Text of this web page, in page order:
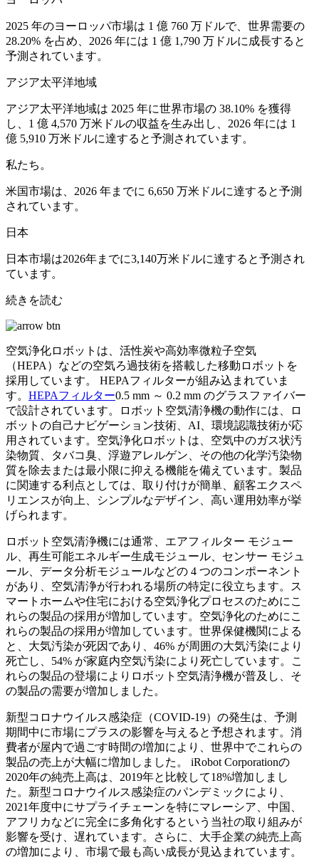
2025 年のヨーロッパ市場は 1 億 760 万ドルで、世界需要の
28.20% を占め、2026 年には 1 億 1,790 万ドルに成長すると
予測されています。
アジア太平洋地域
アジア太平洋地域は 2025 年に世界市場の 38.10% を獲得
し、1 億 4,570 万米ドルの収益を生み出し、2026 年には 1
億 5,910 万米ドルに達すると予測されています。
私たち。
米国市場は、2026 年までに 6,650 万米ドルに達すると予測
されています。
日本
日本市場は2026年までに3,140万米ドルに達すると予測され
ています。
続きを読む
空気浄化ロボットは、活性炭や高効率微粒子空気
（HEPA）などの空気ろ過技術を搭載した移動ロボットを
採用しています。 HEPAフィルターが組み込まれていま
す。 HEPAフィルター0.5 mm ～ 0.2 mm のグラスファイバー
で設計されています。ロボット空気清浄機の動作には、ロ
ボットの自己ナビゲーション技術、AI、環境認識技術が応
用されています。空気浄化ロボットは、空気中のガス状汚
染物質、タバコ臭、浮遊アレルゲン、その他の化学汚染物
質を除去または最小限に抑える機能を備えています。製品
に関連する利点としては、取り付けが簡単、顧客エクスペ
リエンスが向上、シンプルなデザイン、高い運用効率が挙
げられます。
ロボット空気清浄機には通常、エアフィルター モジュー
ル、再生可能エネルギー生成モジュール、センサー モジュ
ール、データ分析モジュールなどの 4 つのコンポーネント
があり、空気清浄が行われる場所の特定に役立ちます。ス
マートホームや住宅における空気浄化プロセスのためにこ
れらの製品の採用が増加しています。空気浄化のためにこ
れらの製品の採用が増加しています。世界保健機関による
と、大気汚染が死因であり、46% が周囲の大気汚染により
死亡し、54% が家庭内空気汚染により死亡しています。こ
れらの製品の登場によりロボット空気清浄機が普及し、そ
の製品の需要が増加しました。
新型コロナウイルス感染症（COVID-19）の発生は、予測
期間中に市場にプラスの影響を与えると予想されます。消
費者が屋内で過ごす時間の増加により、世界中でこれらの
製品の売上が大幅に増加しました。 iRobot Corporationの
2020年の純売上高は、2019年と比較して18%増加しまし
た。新型コロナウイルス感染症のパンデミックにより、
2021年度中にサプライチェーンを特にマレーシア、中国、
アフリカなどに完全に多角化するという当社の取り組みが
影響を受け、遅れています。さらに、大手企業の純売上高
の増加により、市場で最も高い成長が見込まれています。